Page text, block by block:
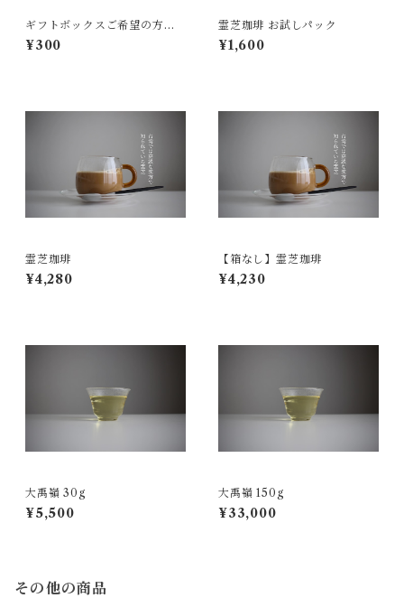
ギフトボックスご希望の方は
こちらを追加お願いいたしま
す
¥300
霊芝珈琲 お試しパック
¥1,600
霊芝珈琲
¥4,280
【箱なし】霊芝珈琲
¥4,230
大禹嶺 30g
¥5,500
大禹嶺 150g
¥33,000
その他の商品